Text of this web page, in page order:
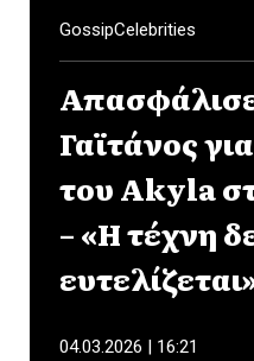
GossipCelebrities
Γαϊτάνος
του Akyla
– «Η τέχνη
04.03.2026 | 16:21